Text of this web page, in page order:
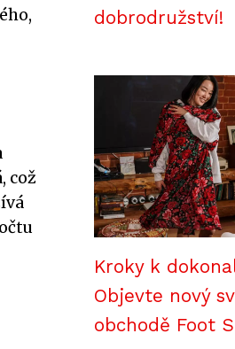
což
dobrodružství!
Kroky k
Objevte nový
obchodě Foot